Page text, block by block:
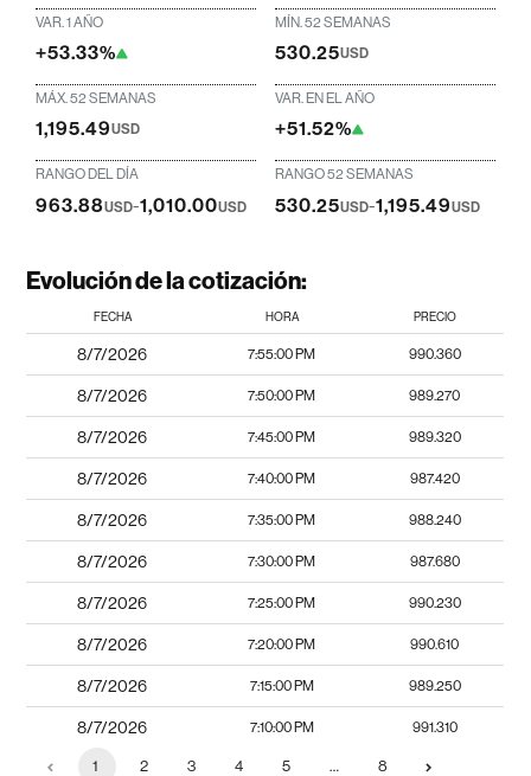
VAR. 1 AÑO
+53.33%
MÍN. 52 SEMANAS
530.25USD
MÁX. 52 SEMANAS
1,195.49USD
VAR. EN EL AÑO
+51.52%
RANGO DEL DÍA
963.88USD-1,010.00USD
RANGO 52 SEMANAS
530.25USD-1,195.49USD
Evolución de la cotización:
FECHA HORA PRECIO
8/7/2026 7:55:00 PM 990.360
8/7/2026 7:50:00 PM 989.270
8/7/2026 7:45:00 PM 989.320
8/7/2026 7:40:00 PM 987.420
8/7/2026 7:35:00 PM 988.240
8/7/2026 7:30:00 PM 987.680
8/7/2026 7:25:00 PM 990.230
8/7/2026 7:20:00 PM 990.610
8/7/2026 7:15:00 PM 989.250
8/7/2026 7:10:00 PM 991.310
1 2 3 4 5 … 8